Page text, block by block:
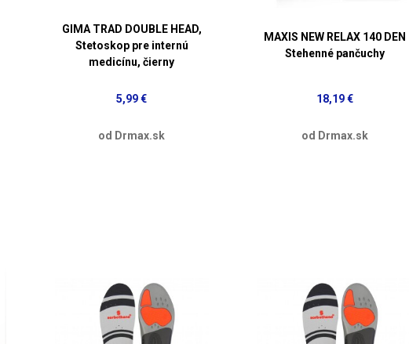
GIMA TRAD DOUBLE HEAD,
Stetoskop pre internú
medicínu, čierny
5,99 €
od Drmax.sk
MAXIS NEW RELAX 140 DEN
Stehenné pančuchy
18,19 €
od Drmax.sk